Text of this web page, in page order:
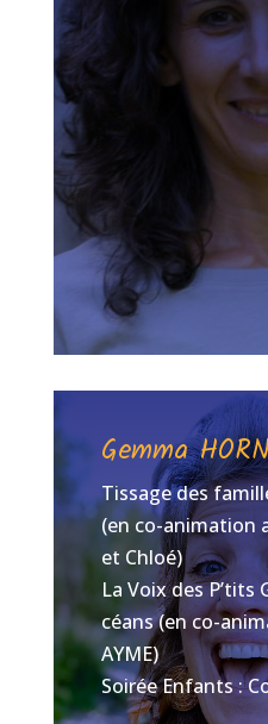
Gemma
Tissage des
(en co-animation
et Chloé)
La Voix des P’tits
céans (en co-
AYME)
Soirée Enfants :